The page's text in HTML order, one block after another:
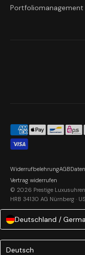
Portfoliomanagement
© 2026 Prestige Luxusuhren
HRB 34130 AG Nürnberg ·
WiderrufbelehrungAGB
Vertrag widerrufen
Deutschland /
Language
Deutsch